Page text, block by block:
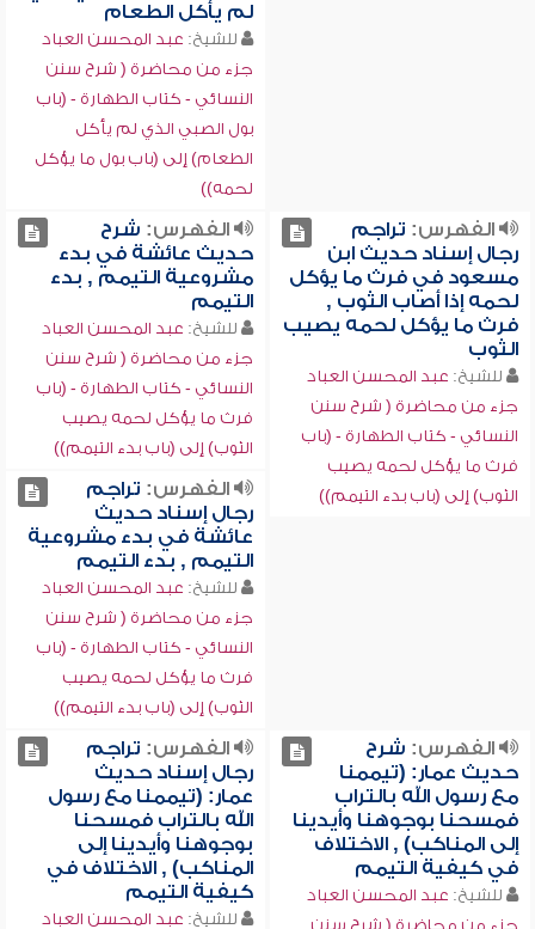
لم يأكل الطعام
للشيخ: عبد المحسن العباد
جزء من محاضرة ( شرح سنن
النسائي - كتاب الطهارة - (باب
بول الصبي الذي لم يأكل
الطعام) إلى (باب بول ما يؤكل
لحمه))
الفهرس: تراجم
رجال إسناد حديث ابن
مسعود في فرث ما يؤكل
لحمه إذا أصاب الثوب ,
فرث ما يؤكل لحمه يصيب
الثوب
للشيخ: عبد المحسن العباد
جزء من محاضرة ( شرح سنن
النسائي - كتاب الطهارة - (باب
فرث ما يؤكل لحمه يصيب
الثوب) إلى (باب بدء التيمم))
الفهرس: شرح
حديث عائشة في بدء
مشروعية التيمم , بدء
التيمم
للشيخ: عبد المحسن العباد
جزء من محاضرة ( شرح سنن
النسائي - كتاب الطهارة - (باب
فرث ما يؤكل لحمه يصيب
الثوب) إلى (باب بدء التيمم))
الفهرس: تراجم
رجال إسناد حديث
عائشة في بدء مشروعية
التيمم , بدء التيمم
للشيخ: عبد المحسن العباد
جزء من محاضرة ( شرح سنن
النسائي - كتاب الطهارة - (باب
فرث ما يؤكل لحمه يصيب
الثوب) إلى (باب بدء التيمم))
الفهرس: شرح
حديث عمار: (تيممنا
مع رسول الله بالتراب
فمسحنا بوجوهنا وأيدينا
إلى المناكب) , الاختلاف
في كيفية التيمم
للشيخ: عبد المحسن العباد
جزء من محاضرة ( شرح سنن
الفهرس: تراجم
رجال إسناد حديث
عمار: (تيممنا مع رسول
الله بالتراب فمسحنا
بوجوهنا وأيدينا إلى
المناكب) , الاختلاف في
كيفية التيمم
للشيخ: عبد المحسن العباد